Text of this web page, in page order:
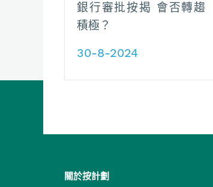
銀行審批按揭 會否轉趨
積極？
30-8-2024
關於按計劃